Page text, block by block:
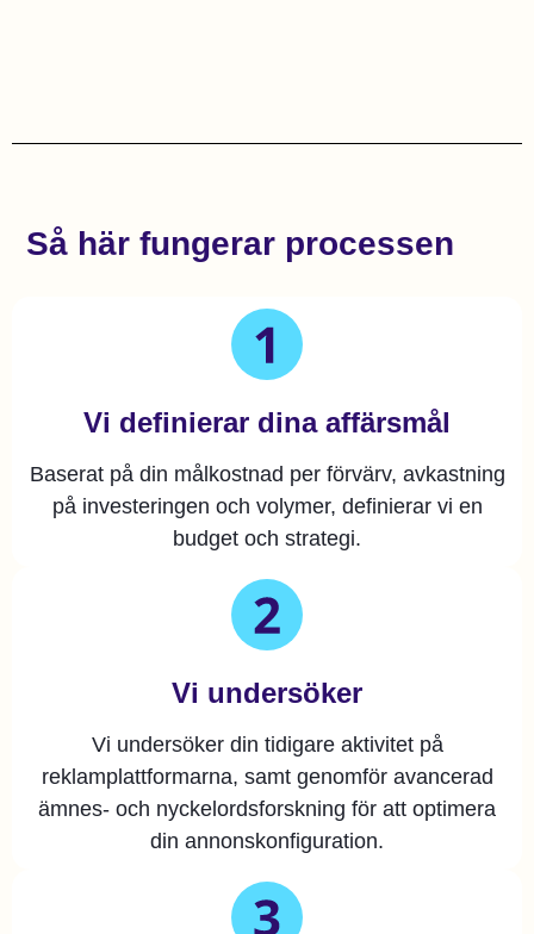
Så här fungerar processen
Vi definierar dina affärsmål
Baserat på din målkostnad per förvärv, avkastning
på investeringen och volymer, definierar vi en
budget och strategi.
Vi undersöker
Vi undersöker din tidigare aktivitet på
reklamplattformarna, samt genomför avancerad
ämnes- och nyckelordsforskning för att optimera
din annonskonfiguration.